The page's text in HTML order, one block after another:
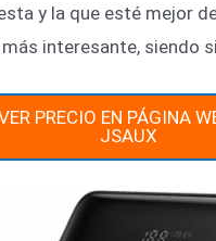
y la que esté mejor
interesante, siendo
PRECIO EN PÁGINA
JSAUX